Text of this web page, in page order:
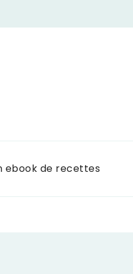
ebook de recettes